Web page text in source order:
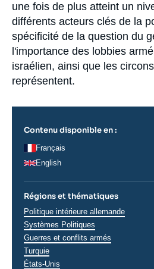
une fois de plus atteint un
différents acteurs clés de la
spécificité de la question du
l'importance des lobbies
israélien, ainsi que les
représentent.
Contenu disponible en :
Français
English
Régions et thématiques
Thématiques
analyses
Politique intérieure allemande
Systèmes Politiques
Guerres et conflits armés
Régions
Turquie
États-Unis